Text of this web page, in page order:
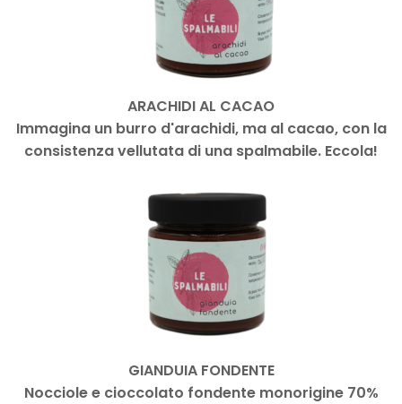
ARACHIDI AL CACAO
Immagina un burro d'arachidi, ma al cacao, con la
consistenza vellutata di una spalmabile. Eccola!
GIANDUIA FONDENTE
Nocciole e cioccolato fondente monorigine 70%